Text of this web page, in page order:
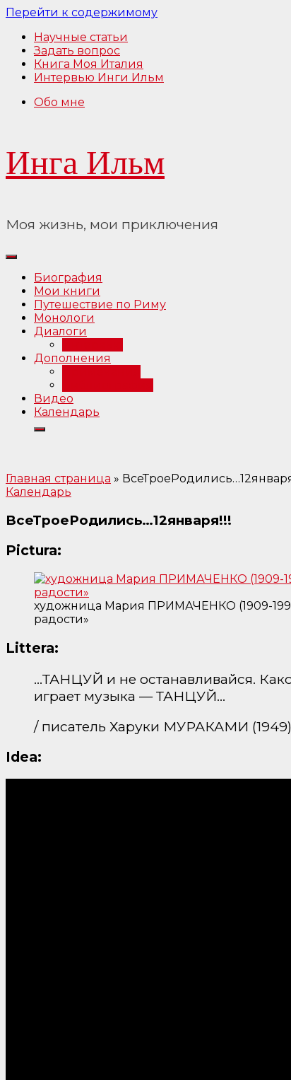
Перейти к содержимому
Научные статьи
Задать вопрос
Книга Моя Италия
Интервью Инги Ильм
Обо мне
Инга Ильм
Моя жизнь, мои приключения
Биография
Мои книги
Путешествие по Риму
Монологи
Диалоги
Дополнения
Видео
Календарь
Главная страница »
Календарь
ВсеТроеРодились…12января!!!
Pictura:
художница Мария ПРИМАЧЕНКО (1909-
радости»
Littera:
…ТАНЦУЙ и не останавливайся.
играет музыка — ТАНЦУЙ…
/ писатель Харуки МУРАКАМИ
Idea: